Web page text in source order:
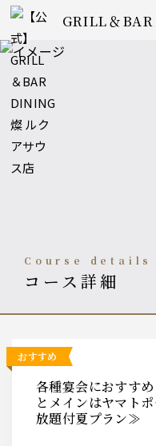
GRILL＆
course details
コース詳細
おすすめ
各種宴会におすすめ『響～HIBIKI～』季節前菜
とメインはヤマト
放題付夏プラン≫